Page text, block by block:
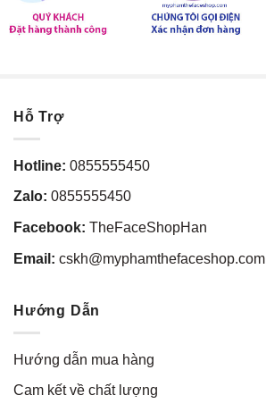
Hỗ Trợ
Hotline: 0855555450
Zalo: 0855555450
Facebook: TheFaceShopHan
Email: cskh@myphamthefaceshop.com
Hướng Dẫn
Hướng dẫn mua hàng
Cam kết về chất lượng